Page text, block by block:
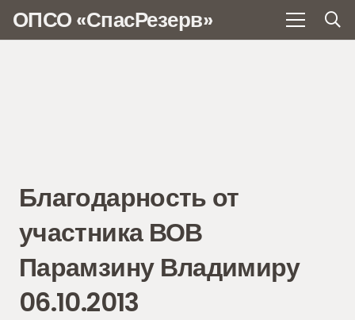
ОПСО «СпасРезерв»
Благодарность от
участника ВОВ
Парамзину Владимиру
06.10.2013